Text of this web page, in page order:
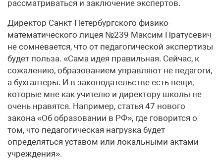
рассматриваться и заключение экспертов.
Директор Санкт-Петербургского физико-
математического лицея №239 Максим Пратусевич
не сомневается, что от педагогической экспертизы
будет польза. «Сама идея правильная. Сейчас, к
сожалению, образованием управляют не педагоги,
а бухгалтеры. И в законодательстве есть вещи,
которые мне как учителю и директору школы не
очень нравятся. Например, статья 47 нового
закона «Об образовании в РФ», где говорится о
том, что педагогическая нагрузка будет
определяться уставом или локальными актами
учреждения».